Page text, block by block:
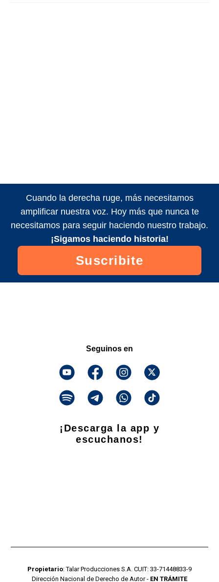
Cuando la derecha ruge, más necesitamos
amplificar nuestra voz. Hoy más que nunca te
necesitamos para seguir haciendo nuestro trabajo.
¡Sigamos haciendo historia!
Suscribite
Seguinos en
¡Descarga la app y
escuchanos!
Propietario: Talar Producciones S.A. CUIT: 33-71448833-9
Dirección Nacional de Derecho de Autor - EN TRÁMITE